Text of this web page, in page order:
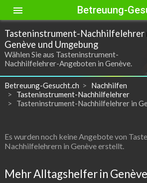
menu Betreuung-
Tasteninstrument-Nachhilfelehrer
Genève und Umgebung
Wählen Sie aus Tasteninstrument-
Nachhilfelehrer-Angeboten in Genève.
Betreuung-Gesucht.ch
Nachhilfen
Tasteninstrument-Nachhilfelehrer
Tasteninstrument-Nachhilfelehrer in
Es wurden noch keine Angebote von
Nachhilfelehrern in Genève erstellt.
Mehr Alltagshelfer in Genève